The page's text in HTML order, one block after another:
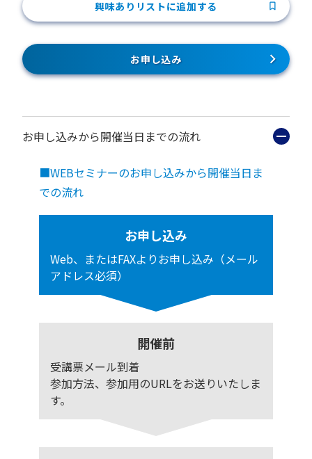
興味ありリストに追加する
お申し込み
お申し込みから開催当日までの流れ
■WEBセミナーのお申し込みから開催当日ま
での流れ
お申し込み
Web、またはFAXよりお申し込み（メール
アドレス必須）
開催前
受講票メール到着
参加方法、参加用のURLをお送りいたしま
す。